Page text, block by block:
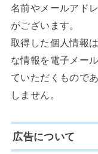
名前やメールアド
がございます。
取得した個人情報
な情報を電子メー
ていただくもので
しません。
広告について